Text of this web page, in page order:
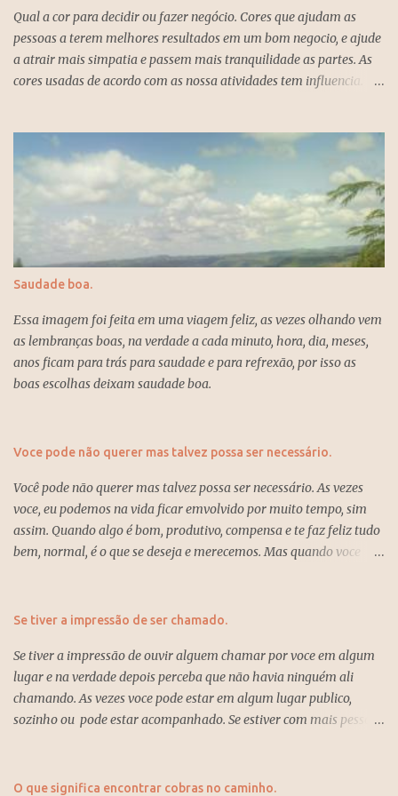
chegar ao sucesso. Quem é do ano um é uma pessoa que exige
liderança e criatividade das pessoas, e estão sempre dispostas a
assumir novos desafios para conseguirem realizar os seus
projetos, e o ano um é o ano da busca da independência e também
possibilidades, amor, força, determinação, individualismo, e
coragem e se deve ser persistente na vida para atingir os objetivos
um ano para se esquecer...
Qual a cor para decidir ou fazer negócio. Cores que ajudam as
pessoas a terem melhores resultados em um bom negocio, e ajude
a atrair mais simpatia e passem mais tranquilidade as partes. As
cores usadas de acordo com as nossa atividades tem influencia.
mais atraem tranquilidade, leveza, claridade e que transmite
firmeza eestabilidade. Esas são as cores para atrair boas energias
e mais apropriadas para essa ocasião. Azul empresarial, branco,
preto associada a cor branca e cinza, também cinza claro cai bem
para as mulheres e complemento para os homens. Entretenimento
Saudade boa.
Essa imagem foi feita em uma viagem feliz, as vezes olhando vem
as lembranças boas, na verdade a cada minuto, hora, dia, meses,
anos ficam para trás para saudade e para refrexão, por isso as
boas escolhas deixam saudade boa.
Voce pode não querer mas talvez possa ser necessário.
Você pode não querer mas talvez possa ser necessário. As vezes
voce, eu podemos na vida ficar emvolvido por muito tempo, sim
assim. Quando algo é bom, produtivo, compensa e te faz feliz tudo
bem, normal, é o que se deseja e merecemos. Mas quando voce
passou um bom tempo e sente que possivelmente não trará
hora de mudar e deixar pra trás tudo isso e recomeçar com algo
novo, assim voce vai começar a lidar melhor com a vida e os
resultados virão, sempre com fé e verdade, ser feliz é o que Deus
quer para nós.
Se tiver a impressão de ser chamado.
Se tiver a impressão de ouvir alguem chamar por voce em algum
lugar e na verdade depois perceba que não havia ninguém ali
chamando. As vezes voce pode estar em algum lugar publico,
sozinho ou pode estar acompanhado. Se estiver com mais pessoas
devido alguma desconfiança, preste mais atenção se as pessoas
O que significa encontrar cobras no caminho.